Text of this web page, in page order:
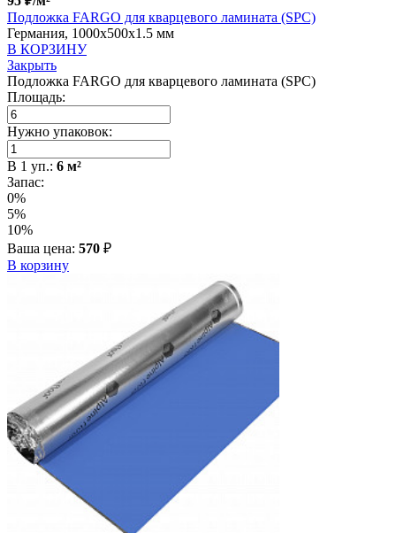
Подложка FARGO для кварцевого ламината (SPC)
Германия, 1000x500x1.5 мм
В КОРЗИНУ
Закрыть
Подложка FARGO для кварцевого ламината (SPC)
Площадь:
Нужно упаковок:
В 1 уп.: 6 м²
Запас:
0%
5%
10%
Ваша цена: 570 ₽
В корзину